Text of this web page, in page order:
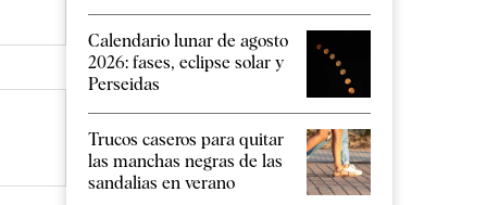
Calendario lunar de agosto
2026: fases, eclipse solar y
Perseidas
Trucos caseros para quitar
las manchas negras de las
sandalias en verano